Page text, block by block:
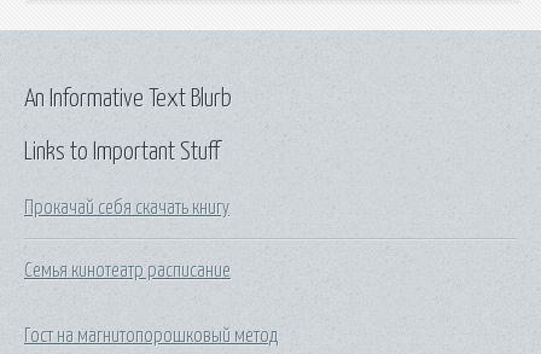
Links to Important Stuff
Прокачай себя скачать книгу
Семья кинотеатр расписание
Гост на магнитопорошковый метод
An Informative Text Blurb